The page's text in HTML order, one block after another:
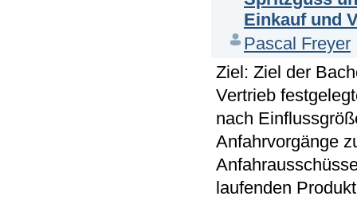
Einkauf und
Pascal Freyer
Ziel: Ziel der
Vertrieb
nach
Anfahrvorgänge
laufenden